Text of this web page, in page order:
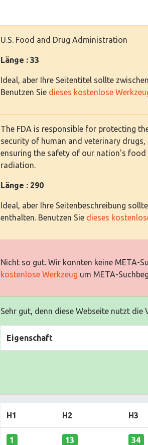
U.S. Food and Drug Administration
Länge : 33
Ideal, aber Ihre Seitentitel sollte
Benutzen Sie dieses kostenlose
The FDA is responsible for protecting
security of human and veterinary
ensuring the safety of our nation's
radiation.
Länge : 290
Ideal, aber Ihre Seitenbeschreibung
enthalten. Benutzen Sie dieses
Nicht so gut. Wir konnten keine META-
kostenlose Werkzeug um META-
Sehr gut, denn diese Webseite nutzt die
Eigenschaft
H1 H2 H3
1 13 34